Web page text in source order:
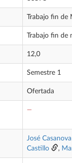
Trabajo fin de
Trabajo fin de
12,0
Semestre 1
Ofertada
—
José
Castillo
,